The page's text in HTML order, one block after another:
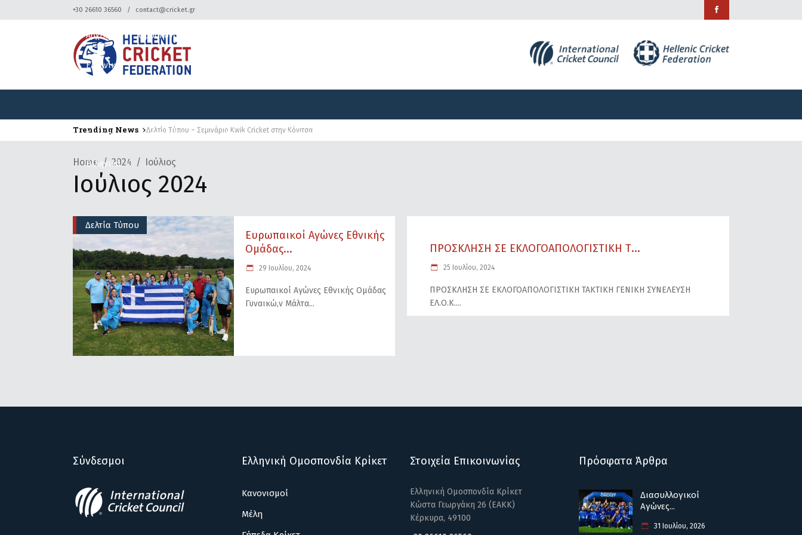
+30 26610 36560 contact@cricket.gr
Αρχική Ομοσπονδία Κρίκετ Διοργανώσεις
Ελληνικά
Αρχική Ομοσπονδία
Ελληνικά
Trending News Δελτίο Τύπου – Σεμινάριο Kwik Cricket στην Κόνιτσα
Home 2024 Ιούλιος
Ιούλιος 2024
Δελτία Τύπου
Ευρωπαικοί Αγώνες Εθνικής
Ομάδας...
29 Ιουλίου, 2024
Ευρωπαικοί Αγώνες Εθνικής Ομάδας
Γυναικώ,ν Μάλτα
ΠΡΟΣΚΛΗΣΗ ΣΕ ΕΚΛΟΓΟΑΠΟΛΟΓΙΣΤΙΚΗ Τ...
25 Ιουλίου, 2024
ΠΡΟΣΚΛΗΣΗ ΣΕ ΕΚΛΟΓΟΑΠΟΛΟΓΙΣΤΙΚΗ ΤΑΚΤΙΚΗ ΓΕΝΙΚΗ ΣΥΝΕΛΕΥΣΗ
ΕΛ.Ο.Κ.
Σύνδεσμοι Ελληνική Ομοσπονδία Κρίκετ
Κανονισμοί
Μέλη
Στοιχεία Επικοινωνίας
Ελληνική Ομοσπονδία Κρίκετ
Κώστα Γεωργάκη 26 (ΕΑΚΚ)
Κέρκυρα, 49100
Πρόσφατα Άρθρα
Διασυλλογικοί
Αγώνες...
31 Ιουλίου, 2026